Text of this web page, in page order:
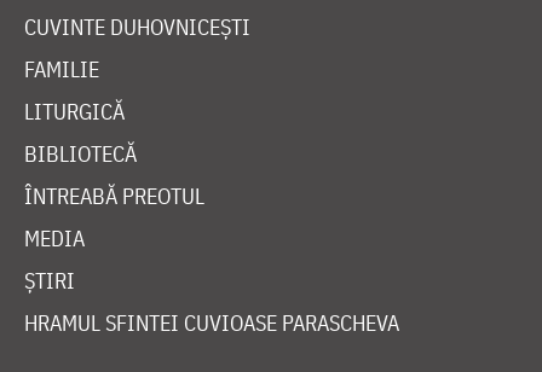
CUVINTE DUHOVNICEȘTI
FAMILIE
LITURGICĂ
BIBLIOTECĂ
ÎNTREABĂ PREOTUL
MEDIA
ȘTIRI
HRAMUL SFINTEI CUVIOASE PARASCHEVA